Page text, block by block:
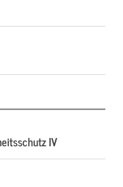
IV